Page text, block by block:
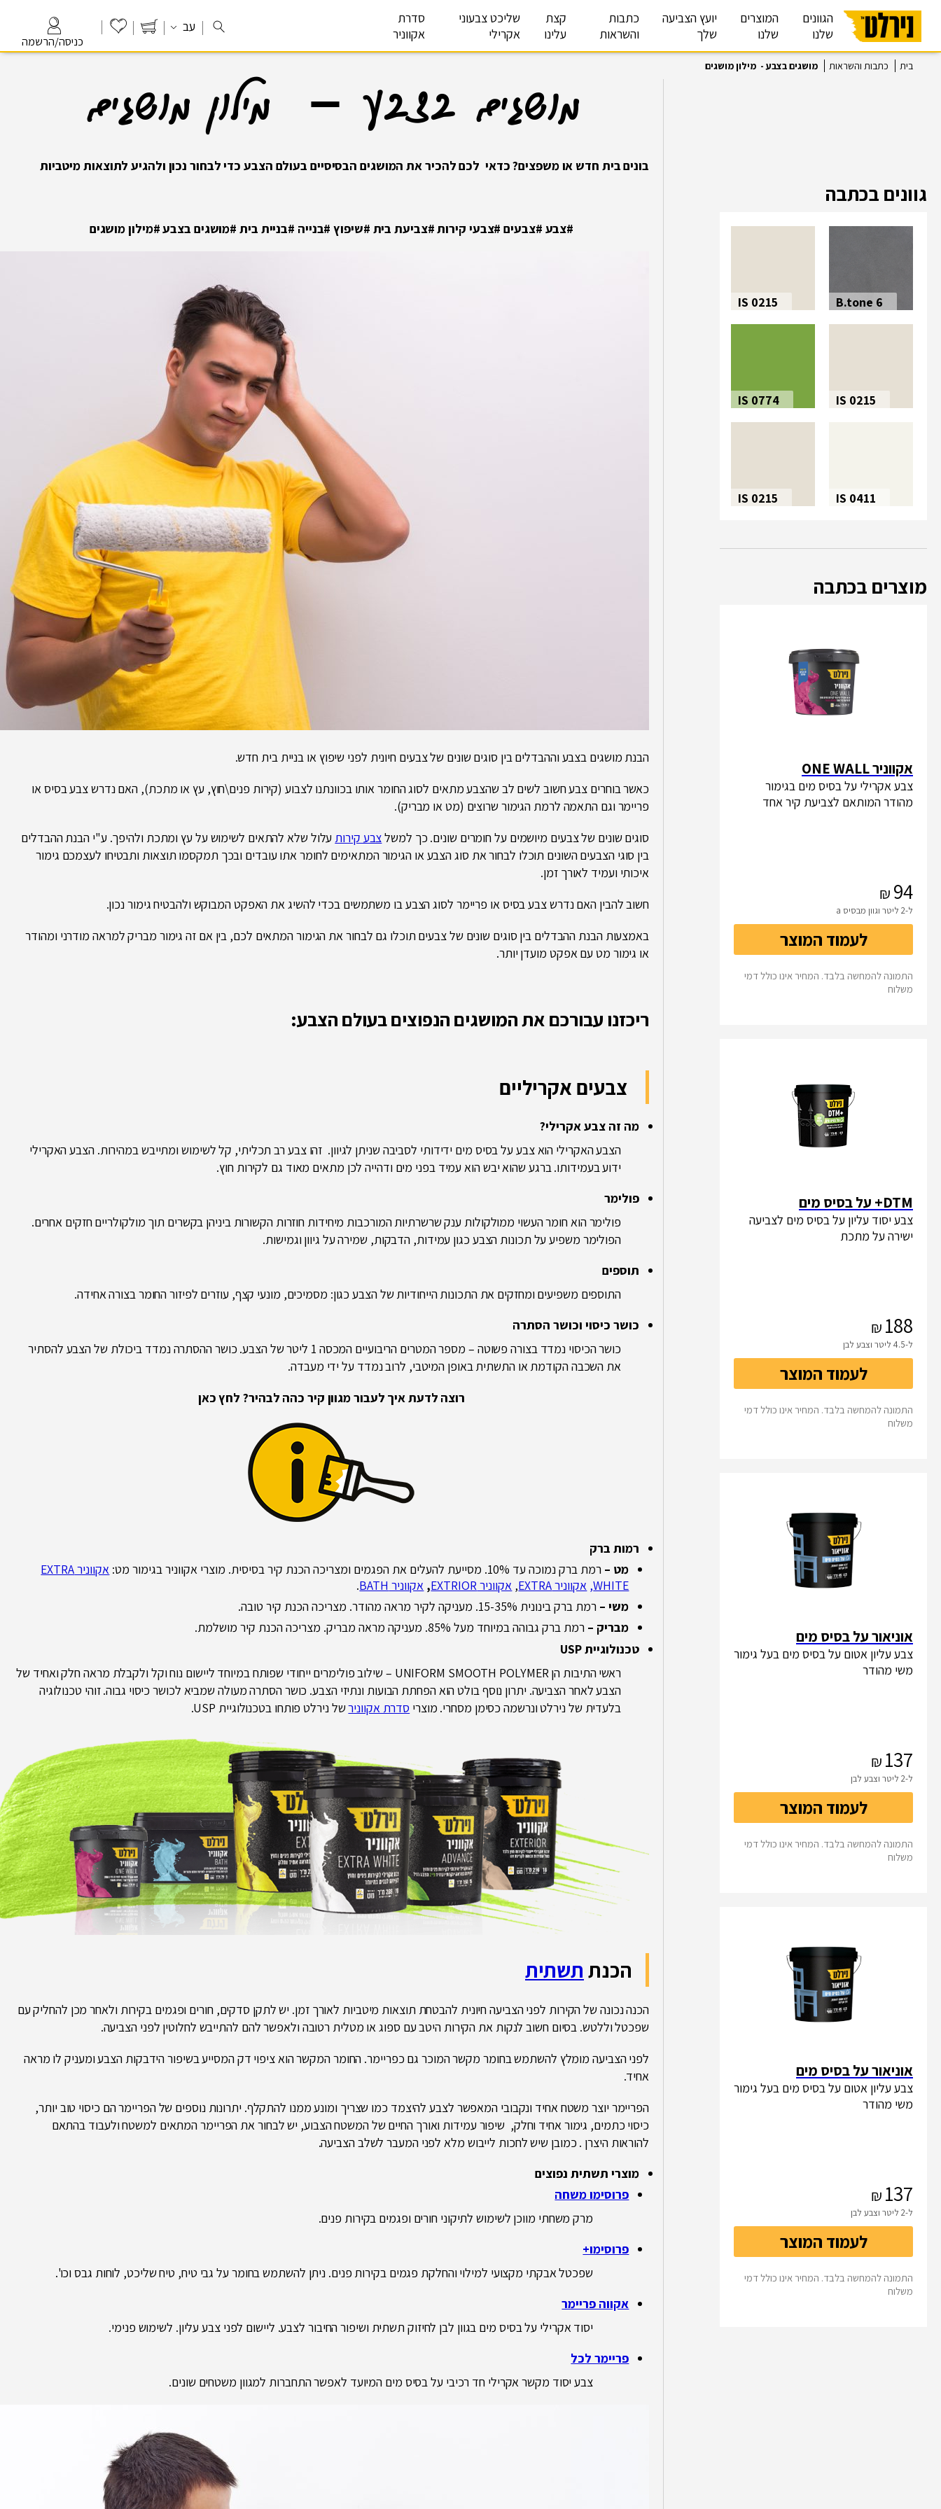
כניסה/הרשמה
עב
הגוונים
שלנו
המוצרים
שלנו
יועץ הצביעה
שלך
כתבות
והשראות
קצת
עלינו
שליכט צבעוני
אקרילי
סדרת
אקווניר
בית כתבות והשראות מושגים בצבע - מילון מושגים מושגים בצבע – מילון מושגים
בונים בית חדש או משפצים? כדאי לכם להכיר את המושגים הבסיסיים בעולם הצבע כדילבחור נכון ולהגיע לתוצאות מיטביות
#צבע #צבעים #צבעי קירות #צביעת בית #שיפוץ #בנייה #בניית בית #מושגים בצבע #מילון מושגים
הבנת מושגים בצבע וההבדלים בין סוגים שונים של צבעים חיונית לפני שיפוץ או בניית בית חדש.
כאשר בוחרים צבע חשוב לשים לב שהצבע מתאים לסוג החומר אותו בכוונתנו לצבוע (קירות פנים\חוץ, עץ או מתכת), האם נדרש צבע בסיס או
פריימר וגם התאמה לרמת הגימור שרוצים (מט או מבריק).
סוגים שונים של צבעים מיושמים על חומרים שונים. כך למשלצבע קירות עלול שלא להתאים לשימוש על עץ ומתכת ולהיפך. ע"י הבנת ההבדלים
בין סוגי הצבעים השונים תוכלו לבחור את סוג הצבע או הגימור המתאימים לחומר אתו עובדים ובכך תמקסמו תוצאות ותבטיחו לעצמכם גימור
איכותי ועמיד לאורך זמן.
חשוב להבין האם נדרש צבע בסיס או פריימר לסוג הצבע בו משתמשים בכדי להשיג את האפקט המבוקש ולהבטיח גימור נכון.
באמצעות הבנת ההבדלים בין סוגים שונים של צבעים תוכלו גם לבחור את הגימור המתאים לכם, בין אם זה גימור מבריק למראה מודרני ומהודר
או גימור מט עם אפקט מועדן יותר.
ריכזנו עבורכם את המושגים הנפוצים בעולם הצבע:
צבעים אקריליים
מה זה צבע אקרילי?
הצבע האקרילי הוא צבע על בסיס מים ידידותי לסביבה שניתן לגיוון. זהו צבע רב תכליתי, קל לשימוש ומתייבש במהירות. הצבע האקרילי
ידוע בעמידותו. ברגע שהוא יבש הוא עמיד בפני מים ודהייה לכן מתאים מאוד גם לקירות חוץ.
פולימר
פולימר הוא חומר העשוי ממולקולות ענק שרשרתיות המורכבות מיחידות חוזרות הקשורות ביניהן בקשרים תוך מולקולריים חזקים אחרים.
הפולימר משפיע על תכונות הצבע כגון עמידות, הדבקות, שמירה על גיוון וגמישות.
תוספים
התוספים משפיעים ומחזקים את התכונות הייחודיות של הצבע כגון: מסמיכים, מונעי קצף, עוזרים לפיזור החומר בצורה אחידה.
כושר כיסוי וכושר הסתרה
כושר הכיסוי נמדד בצורה פשוטה – מספר המטרים הריבועיים המכסה 1 ליטר של הצבע. כושר ההסתרה נמדד ביכולת של הצבע להסתיר
את השכבה הקודמת או התשתית באופן המיטבי, לרוב נמדד על ידי מעבדה.
רוצה לדעת איך לעבור מגוון קיר כהה לבהיר? לחץ כאן
רמות ברק
מט – רמת ברק נמוכה עד 10%. מסייעת להעלים את הפגמים ומצריכה הכנת קיר בסיסית. מוצרי אקווניר בגימור מט:
אקווניר EXTRA
WHITE, אקווניר EXTRA , אקווניר EXTRIOR , אקווניר BATH
.
משי – רמת ברק בינונית 15-35%. מעניקה לקיר מראה מהודר. מצריכה הכנת קיר טובה.
מבריק – רמת ברק גבוהה במיוחד מעל 85%. מעניקה מראה מבריק. מצריכה הכנת קיר מושלמת.
טכנולוגייתUSP
ראשי התיבות הן UNIFORM SMOOTH POLYMER – שילוב פולימרים ייחודי שפותח במיוחד ליישום נוח וקל ולקבלת מראה חלק ואחיד של
הצבע לאחר הצביעה. יתרון נוסף בולט הוא הפחתת הבועות ונתיזי הצבע. כושר הסתרה מעולה שמביא לכושר כיסוי גבוה. זוהי טכנולוגיה
בלעדית של נירלט ונרשמה כסימן מסחרי. מוצרי סדרת אקוונירשל נירלט פותחו בטכנולוגיית USP.
הכנת תשתית
הכנה נכונה של הקירות לפני הצביעה חיונית להבטחת תוצאות מיטביות לאורך זמן. יש לתקן סדקים, חורים ופגמים בקירות ולאחר מכן להחליק עם
שפכטל וללטש. בסיום חשוב לנקות את הקירות היטב עם ספוג או מטלית רטובה ולאפשר להם להתייבש לחלוטין לפני הצביעה.
לפני הצביעה מומלץ להשתמש בחומר מקשר המוכר גם כפריימר. החומר המקשר הוא ציפוי דק המסייע בשיפור הידבקות הצבע ומעניק לו מראה
אחיד.
הפריימר יוצר משטח אחיד ונקבובי המאפשר לצבע להיצמד כמו שצריך ומונע ממנו להתקלף. יתרונות נוספים של הפריימר הם כיסוי טוב יותר,
כיסוי כתמים, גימור אחיד וחלק, שיפור עמידות ואורך החיים של המשטח הצבוע, יש לבחור את הפריימר המתאים למשטח ולעבוד בהתאם
להוראות היצרן . כמובן שיש לחכות לייבוש מלא לפני המעבר לשלב הצביעה.
מוצרי תשתית נפוצים
פרוסימו משחה
מרק משחתי מווכן לשימוש לתיקוני חורים ופגמים בקירות פנים.
פרוסימו+
שפכטל אבקתי מקצועי למילוי והחלקת פגמים בקירות פנים. ניתן להשתמש בחומר על גבי טיח, טיח שליכט, לוחות גבס וכו'.
אקווה פריימר
יסוד אקרילי על בסיס מים בגוון לבן לחיזוק תשתית ושיפור החיבור לצבע. ליישום לפני צבע עליון. לשימוש פנימי.
פריימר לכל
צבע יסוד מקשר אקרילי חד רכיבי על בסיס מים המיועד לאפשר התחברות למגוון משטחים שונים.
גוונים בכתבה
B.tone 6
IS 0215
IS 0215
IS 0774
IS 0411
IS 0215
מוצרים בכתבה
אקווניר ONE WALL
צבע אקרילי על בסיס מים בגימור
מהודר המותאם לצביעת קיר אחד
94
ל-2 ליטר וגוון מבסיס a
לעמוד המוצר
התמונה להמחשה בלבד. המחיר אינו כולל דמי
משלוח
DTM+ על בסיס מים
צבע יסוד עליון על בסיס מים לצביעה
ישירה על מתכת
188
ל-4.5 ליטר וצבע לבן
לעמוד המוצר
התמונה להמחשה בלבד. המחיר אינו כולל דמי
משלוח
אוניאור על בסיס מים
צבע עליון אטום על בסיס מים בעל גימור
משי מהודר
137
ל-2 ליטר וצבע לבן
לעמוד המוצר
התמונה להמחשה בלבד. המחיר אינו כולל דמי
משלוח
אוניאור על בסיס מים
צבע עליון אטום על בסיס מים בעל גימור
משי מהודר
137
ל-2 ליטר וצבע לבן
לעמוד המוצר
התמונה להמחשה בלבד. המחיר אינו כולל דמי
משלוח